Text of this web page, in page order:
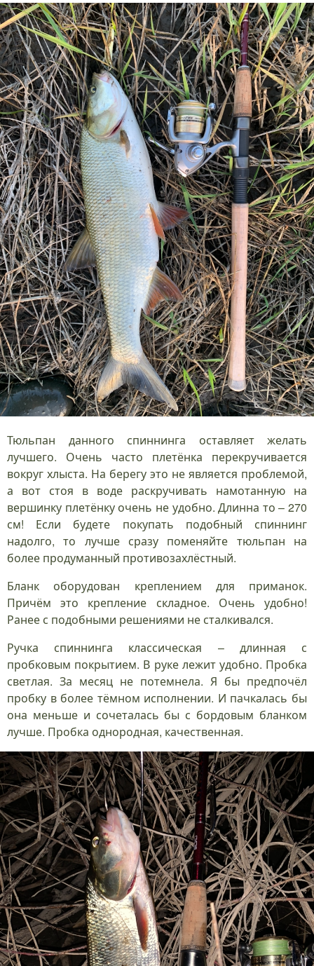
Тюльпан данного спиннинга оставляет желать
лучшего. Очень часто плетёнка перекручивается
вокруг хлыста. На берегу это не является проблемой,
а вот стоя в воде раскручивать намотанную на
вершинку плетёнку очень не удобно. Длинна то – 270
см! Если будете покупать подобный спиннинг
надолго, то лучше сразу поменяйте тюльпан на
более продуманный противозахлёстный.
Бланк оборудован креплением для приманок.
Причём это крепление складное. Очень удобно!
Ранее с подобными решениями не сталкивался.
Ручка спиннинга классическая – длинная с
пробковым покрытием. В руке лежит удобно. Пробка
светлая. За месяц не потемнела. Я бы предпочёл
пробку в более тёмном исполнении. И пачкалась бы
она меньше и сочеталась бы с бордовым бланком
лучше. Пробка однородная, качественная.